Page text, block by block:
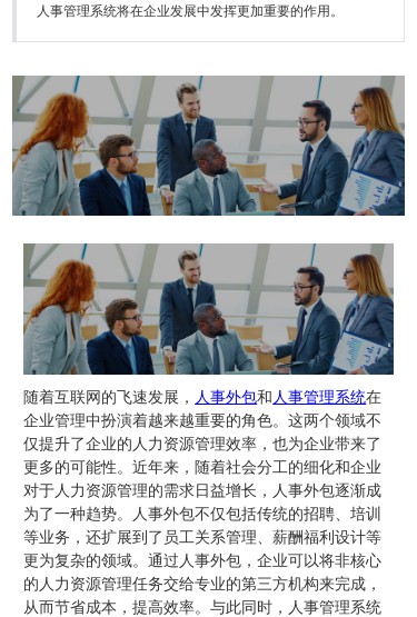
人事管理系统将在企业发展中发挥更加重要的作用。
随着互联网的飞速发展， 人事外包和 人事管理系统在
企业管理中扮演着越来越重要的角色。这两个领域不
仅提升了企业的人力资源管理效率，也为企业带来了
更多的可能性。近年来，随着社会分工的细化和企业
对于人力资源管理的需求日益增长，人事外包逐渐成
为了一种趋势。人事外包不仅包括传统的招聘、培训
等业务，还扩展到了员工关系管理、薪酬福利设计等
更为复杂的领域。通过人事外包，企业可以将非核心
的人力资源管理任务交给专业的第三方机构来完成，
从而节省成本，提高效率。与此同时，人事管理系统